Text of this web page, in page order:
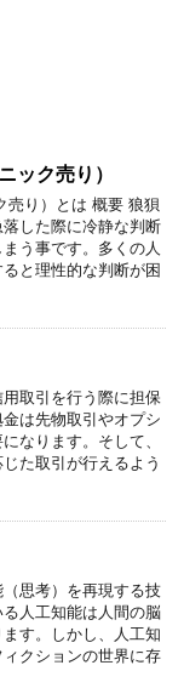
ック売り）
売り）とは 概要 狼狽
落した際に冷静な判断
う事です。多くの人
と理性的な判断が困
取引を行う際に担保
は先物取引やオプシ
なります。そして、
た取引が行えるよう
思考）を再現する技
人工知能は人間の脳
す。しかし、人工知
クションの世界に存